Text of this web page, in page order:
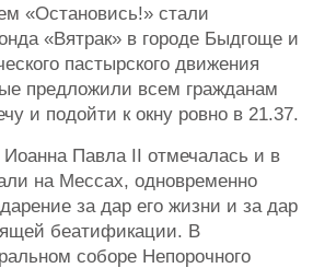
«Остановись!» стали
«Вятрак» в городе Быдгоще и
пастырского движения
предложили всем гражданам
и подойти к окну ровно в 21.37.
Павла II отмечалась и в
на Мессах, одновременно
за дар его жизни и за дар
беатификации. В
соборе Непорочного